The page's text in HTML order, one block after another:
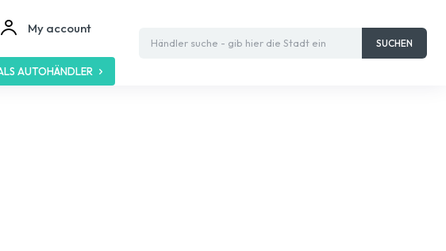
My account
AUTOHÄNDLER
Händler suche - gib hier die Stadt ein SUCHEN